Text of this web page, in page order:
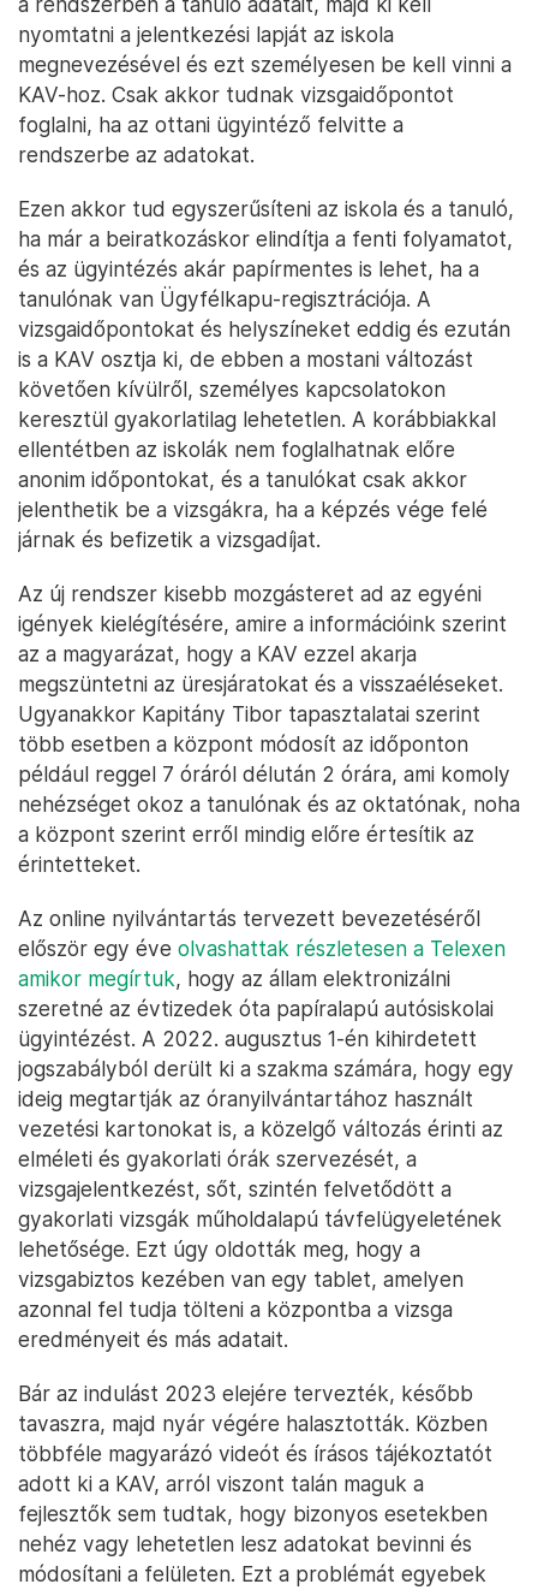
nyomtatni a jelentkezési lapját az iskola
megnevezésével és ezt személyesen be kell vinni a
KAV-hoz. Csak akkor tudnak vizsgaidőpontot
foglalni, ha az ottani ügyintéző felvitte a
rendszerbe az adatokat.
Ezen akkor tud egyszerűsíteni az iskola és a tanuló,
ha már a beiratkozáskor elindítja a fenti folyamatot,
és az ügyintézés akár papírmentes is lehet, ha a
tanulónak van Ügyfélkapu-regisztrációja. A
vizsgaidőpontokat és helyszíneket eddig és ezután
is a KAV osztja ki, de ebben a mostani változást
követően kívülről, személyes kapcsolatokon
keresztül gyakorlatilag lehetetlen. A korábbiakkal
ellentétben az iskolák nem foglalhatnak előre
anonim időpontokat, és a tanulókat csak akkor
jelenthetik be a vizsgákra, ha a képzés vége felé
járnak és befizetik a vizsgadíjat.
Az új rendszer kisebb mozgásteret ad az egyéni
igények kielégítésére, amire a információink szerint
az a magyarázat, hogy a KAV ezzel akarja
megszüntetni az üresjáratokat és a visszaéléseket.
Ugyanakkor Kapitány Tibor tapasztalatai szerint
több esetben a központ módosít az időponton
például reggel 7 óráról délután 2 órára, ami komoly
nehézséget okoz a tanulónak és az oktatónak, noha
a központ szerint erről mindig előre értesítik az
érintetteket.
Az online nyilvántartás tervezett bevezetéséről
először egy éve olvashattak részletesen a Telexen
amikor megírtuk, hogy az állam elektronizálni
szeretné az évtizedek óta papíralapú autósiskolai
ügyintézést. A 2022. augusztus 1-én kihirdetett
jogszabályból derült ki a szakma számára, hogy egy
ideig megtartják az óranyilvántartához használt
vezetési kartonokat is, a közelgő változás érinti az
elméleti és gyakorlati órák szervezését, a
vizsgajelentkezést, sőt, szintén felvetődött a
gyakorlati vizsgák műholdalapú távfelügyeletének
lehetősége. Ezt úgy oldották meg, hogy a
vizsgabiztos kezében van egy tablet, amelyen
azonnal fel tudja tölteni a központba a vizsga
eredményeit és más adatait.
Bár az indulást 2023 elejére tervezték, később
tavaszra, majd nyár végére halasztották. Közben
többféle magyarázó videót és írásos tájékoztatót
adott ki a KAV, arról viszont talán maguk a
fejlesztők sem tudtak, hogy bizonyos esetekben
nehéz vagy lehetetlen lesz adatokat bevinni és
módosítani a felületen. Ezt a problémát egyebek